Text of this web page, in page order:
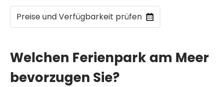
Preise und Verfügbarkeit prüfen
Welchen Ferienpark am Meer
bevorzugen Sie?